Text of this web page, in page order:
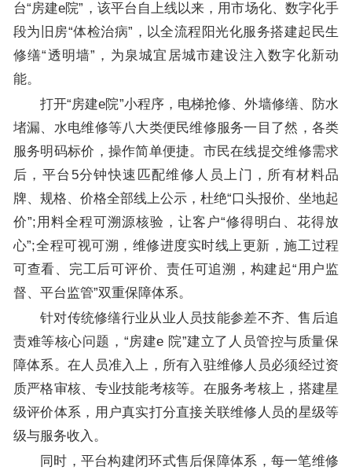
台“房建e院”，该平台自上线以来，用市场化、数字化手
段为旧房“体检治病”，以全流程阳光化服务搭建起民生
修缮“透明墙”，为泉城宜居城市建设注入数字化新动
能。
打开“房建e院”小程序，电梯抢修、外墙修缮、防水
堵漏、水电维修等八大类便民维修服务一目了然，各类
服务明码标价，操作简单便捷。市民在线提交维修需求
后，平台5分钟快速匹配维修人员上门，所有材料品
牌、规格、价格全部线上公示，杜绝“口头报价、坐地起
价”;用料全程可溯源核验，让客户“修得明白、花得放
心”;全程可视可溯，维修进度实时线上更新，施工过程
可查看、完工后可评价、责任可追溯，构建起“用户监
督、平台监管”双重保障体系。
针对传统修缮行业从业人员技能参差不齐、售后追
责难等核心问题，“房建e 院”建立了人员管控与质量保
障体系。在人员准入上，所有入驻维修人员必须经过资
质严格审核、专业技能考核等。在服务考核上，搭建星
级评价体系，用户真实打分直接关联维修人员的星级等
级与服务收入。
同时，平台构建闭环式售后保障体系，每一笔维修